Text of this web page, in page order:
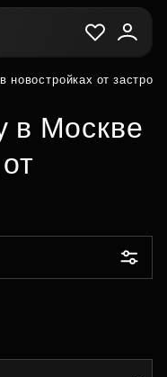
новостройках от
в Москве